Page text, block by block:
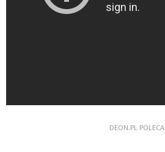
DEON.PL POLECA